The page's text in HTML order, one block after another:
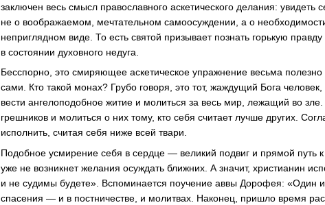
заключен весь смысл православного аскетического делания: увидеть
не о воображаемом, мечтательном самоосуждении, а о
неприглядном виде. То есть святой призывает познать горькую
в состоянии духовного недуга.
Бесспорно, это смиряющее аскетическое упражнение весьма
сами. Кто такой монах? Грубо говоря, это тот, жаждущий Бога
вести ангелоподобное житие и молиться за весь мир, лежащий во
грешников и молиться о них тому, кто себя считает лучше других.
исполнить, считая себя ниже всей твари.
Подобное усмирение себя в сердце — великий подвиг и прямой путь
уже не возникнет желания осуждать ближних. А значит, христианин
и не судимы будете». Вспоминается поучение аввы Дорофея: «Один
спасения — и в постничестве, и молитвах. Наконец, пришло время